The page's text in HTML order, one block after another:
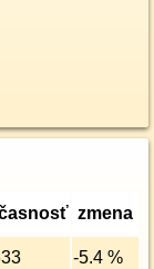
zmena
-5.4 %